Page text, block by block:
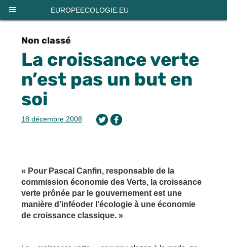
EUROPEECOLOGIE.EU
Non classé
La croissance verte
n’est pas un but en
soi
18 décembre 2008
« Pour Pascal Canfin, responsable de la
commission économie des Verts, la croissance
verte prônée par le gouvernement est une
manière d’inféoder l’écologie à une économie
de croissance classique. »